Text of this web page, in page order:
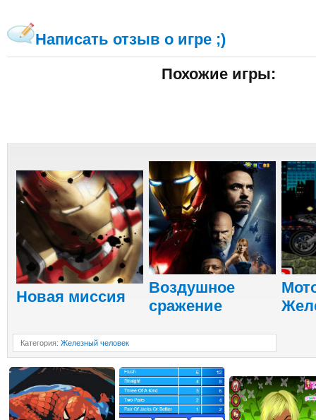
Написать отзыв о игре ;)
Похожие игры:
Новая миссия
Воздушное
сражение
Категория: Железный человек